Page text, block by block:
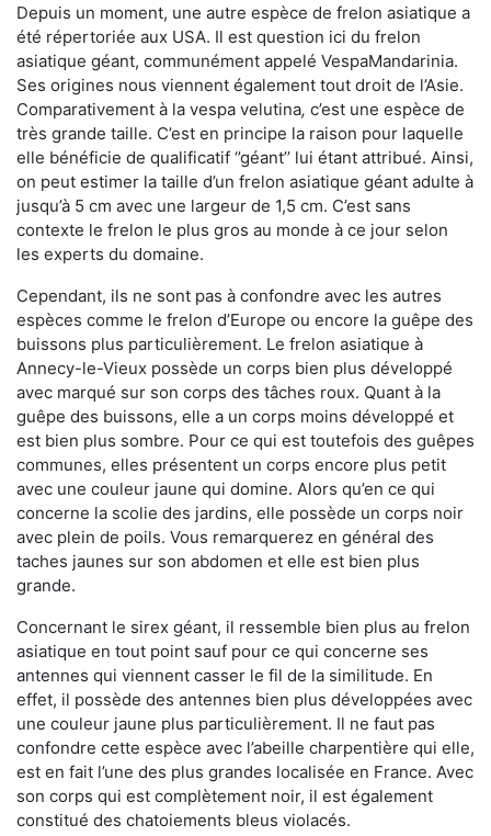
Depuis un moment, une autre espèce de frelon asiatique a
été répertoriée aux USA. Il est question ici du frelon
asiatique géant, communément appelé VespaMandarinia.
Ses origines nous viennent également tout droit de l’Asie.
Comparativement à la vespa velutina, c’est une espèce de
très grande taille. C’est en principe la raison pour laquelle
elle bénéficie de qualificatif ‘’géant’’ lui étant attribué. Ainsi,
on peut estimer la taille d’un frelon asiatique géant adulte à
jusqu’à 5 cm avec une largeur de 1,5 cm. C’est sans
contexte le frelon le plus gros au monde à ce jour selon
les experts du domaine.
Cependant, ils ne sont pas à confondre avec les autres
espèces comme le frelon d’Europe ou encore la guêpe des
buissons plus particulièrement. Le frelon asiatique à
Annecy-le-Vieux possède un corps bien plus développé
avec marqué sur son corps des tâches roux. Quant à la
guêpe des buissons, elle a un corps moins développé et
est bien plus sombre. Pour ce qui est toutefois des guêpes
communes, elles présentent un corps encore plus petit
avec une couleur jaune qui domine. Alors qu’en ce qui
concerne la scolie des jardins, elle possède un corps noir
avec plein de poils. Vous remarquerez en général des
taches jaunes sur son abdomen et elle est bien plus
grande.
Concernant le sirex géant, il ressemble bien plus au frelon
asiatique en tout point sauf pour ce qui concerne ses
antennes qui viennent casser le fil de la similitude. En
effet, il possède des antennes bien plus développées avec
une couleur jaune plus particulièrement. Il ne faut pas
confondre cette espèce avec l’abeille charpentière qui elle,
est en fait l’une des plus grandes localisée en France. Avec
son corps qui est complètement noir, il est également
constitué des chatoiements bleus violacés.